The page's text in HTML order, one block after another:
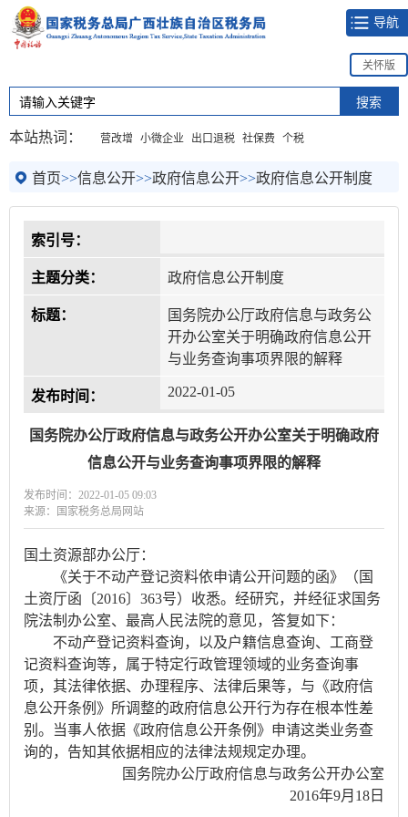
导航
关怀版
本站热词： 营改增 小微企业 出口退税 社保费 个税
首页>>信息公开>>政府信息公开>>政府信息公开制度
索引号：
主题分类： 政府信息公开制度
标题：
国务院办公厅政府信息与政务公
开办公室关于明确政府信息公开
与业务查询事项界限的解释
发布时间： 2022-01-05
国务院办公厅政府信息与政务公开办公室关于明确政府
信息公开与业务查询事项界限的解释
发布时间：2022-01-05 09:03
来源：国家税务总局网站
国土资源部办公厅：
《关于不动产登记资料依申请公开问题的函》（国
土资厅函〔2016〕363号）收悉。经研究，并经征求国务
院法制办公室、最高人民法院的意见，答复如下：
不动产登记资料查询，以及户籍信息查询、工商登
记资料查询等，属于特定行政管理领域的业务查询事
项，其法律依据、办理程序、法律后果等，与《政府信
息公开条例》所调整的政府信息公开行为存在根本性差
别。当事人依据《政府信息公开条例》申请这类业务查
询的，告知其依据相应的法律法规规定办理。
国务院办公厅政府信息与政务公开办公室
2016年9月18日